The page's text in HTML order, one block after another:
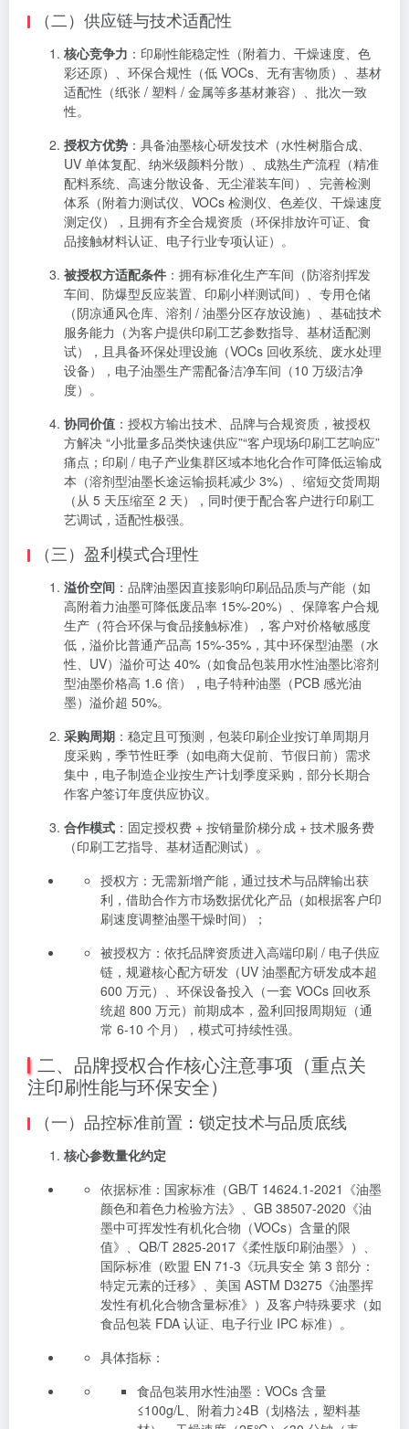
（二）供应链与技术适配性
核心竞争力 ：印刷性能稳定性（附着力、干燥速度、色
彩还原）、环保合规性（低 VOCs、无有害物质）、基材
适配性（纸张 / 塑料 / 金属等多基材兼容）、批次一致
性。
授权方优势 ：具备油墨核心研发技术（水性树脂合成、
UV 单体复配、纳米级颜料分散）、成熟生产流程（精准
配料系统、高速分散设备、无尘灌装车间）、完善检测
体系（附着力测试仪、VOCs 检测仪、色差仪、干燥速度
测定仪），且拥有齐全合规资质（环保排放许可证、食
品接触材料认证、电子行业专项认证）。
被授权方适配条件 ：拥有标准化生产车间（防溶剂挥发
车间、防爆型反应装置、印刷小样测试间）、专用仓储
（阴凉通风仓库、溶剂 / 油墨分区存放设施）、基础技术
服务能力（为客户提供印刷工艺参数指导、基材适配测
试），且具备环保处理设施（VOCs 回收系统、废水处理
设备），电子油墨生产需配备洁净车间（10 万级洁净
度）。
协同价值 ：授权方输出技术、品牌与合规资质，被授权
方解决 “小批量多品类快速供应”“客户现场印刷工艺响应”
痛点；印刷 / 电子产业集群区域本地化合作可降低运输成
本（溶剂型油墨长途运输损耗减少 3%）、缩短交货周期
（从 5 天压缩至 2 天），同时便于配合客户进行印刷工
艺调试，适配性极强。
（三）盈利模式合理性
溢价空间 ：品牌油墨因直接影响印刷品品质与产能（如
高附着力油墨可降低废品率 15%-20%）、保障客户合规
生产（符合环保与食品接触标准），客户对价格敏感度
低，溢价比普通产品高 15%-35%，其中环保型油墨（水
性、UV）溢价可达 40%（如食品包装用水性油墨比溶剂
型油墨价格高 1.6 倍），电子特种油墨（PCB 感光油
墨）溢价超 50%。
采购周期 ：稳定且可预测，包装印刷企业按订单周期月
度采购，季节性旺季（如电商大促前、节假日前）需求
集中，电子制造企业按生产计划季度采购，部分长期合
作客户签订年度供应协议。
合作模式 ：固定授权费 + 按销量阶梯分成 + 技术服务费
（印刷工艺指导、基材适配测试）。
授权方：无需新增产能，通过技术与品牌输出获
利，借助合作方市场数据优化产品（如根据客户印
刷速度调整油墨干燥时间）；
被授权方：依托品牌资质进入高端印刷 / 电子供应
链，规避核心配方研发（UV 油墨配方研发成本超
600 万元）、环保设备投入（一套 VOCs 回收系
统超 800 万元）前期成本，盈利回报周期短（通
常 6-10 个月），模式可持续性强。
二、品牌授权合作核心注意事项（重点关
注印刷性能与环保安全）
（一）品控标准前置：锁定技术与品质底线
核心参数量化约定
依据标准：国家标准（GB/T 14624.1-2021《油墨
颜色和着色力检验方法》、GB 38507-2020《油
墨中可挥发性有机化合物（VOCs）含量的限
值》、QB/T 2825-2017《柔性版印刷油墨》）、
国际标准（欧盟 EN 71-3《玩具安全 第 3 部分：
特定元素的迁移》、美国 ASTM D3275《油墨挥
发性有机化合物含量标准》）及客户特殊要求（如
食品包装 FDA 认证、电子行业 IPC 标准）。
具体指标：
食品包装用水性油墨：VOCs 含量
≤100g/L、附着力≥4B（划格法，塑料基